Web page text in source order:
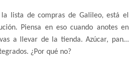
lista de compras de Galileo, está el
Piensa en eso cuando anotes en
a llevar de la tienda. Azúcar, pan…
¿Por qué no?